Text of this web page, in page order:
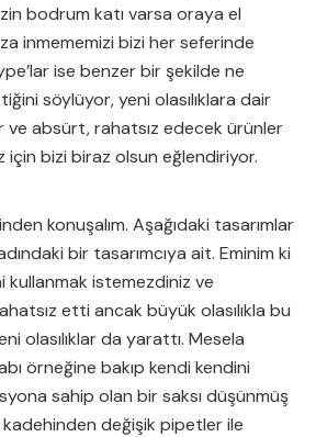
bodrum katı varsa oraya el
inmememizi bizi her seferinde
ise benzer bir şekilde ne
söylüyor, yeni olasılıklara dair
ve absürt, rahatsız edecek ürünler
için bizi biraz olsun eğlendiriyor.
konuşalım. Aşağıdaki tasarımlar
bir tasarımcıya ait. Eminim ki
kullanmak istemezdiniz ve
etti ancak büyük olasılıkla bu
olasılıklar da yarattı. Mesela
örneğine bakıp kendi kendini
sahip olan bir saksı düşünmüş
değişik pipetler ile